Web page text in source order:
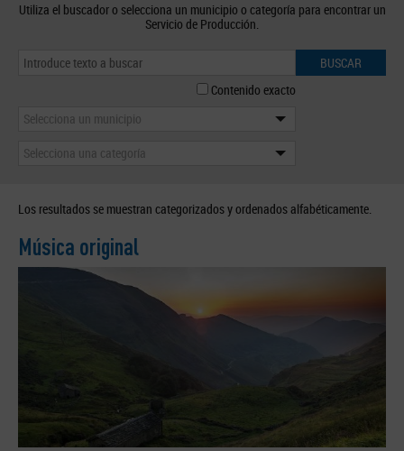
Utiliza el buscador o selecciona un municipio o categoría para encontrar un
Servicio de Producción.
BUSCAR
Contenido exacto
Selecciona un municipio
Selecciona una categoría
Los resultados se muestran categorizados y ordenados alfabéticamente.
Música original